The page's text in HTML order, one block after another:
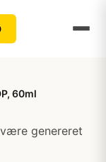
60ml
genereret